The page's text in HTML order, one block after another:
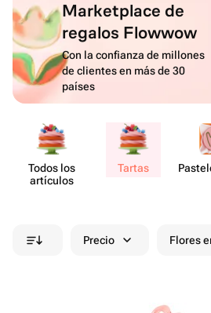
Marketplace de
regalos Flowwow
Con la confianza de millones
de clientes en más de 30
países
Todos los
artículos
Tartas
Precio Flores